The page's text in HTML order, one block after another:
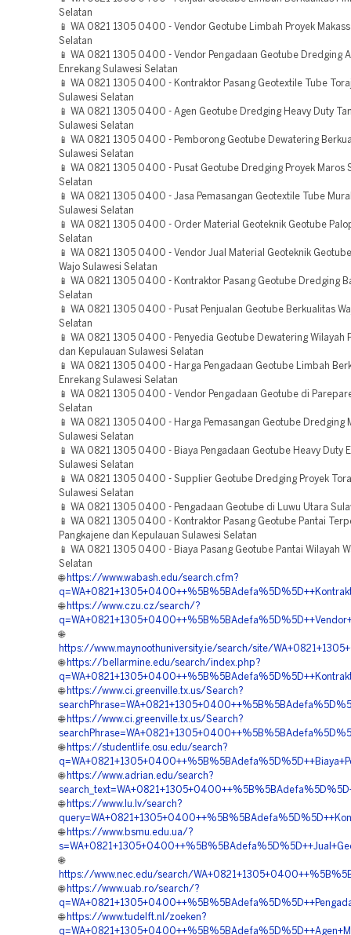
Selatan
📱 WA 0821 1305 0400 - Vendor Geotube Limbah Proyek
Selatan
📱 WA 0821 1305 0400 - Vendor Pengadaan Geotube Dredging
Enrekang Sulawesi Selatan
📱 WA 0821 1305 0400 - Kontraktor Pasang Geotextile Tube
Sulawesi Selatan
📱 WA 0821 1305 0400 - Agen Geotube Dredging Heavy Duty
Sulawesi Selatan
📱 WA 0821 1305 0400 - Pemborong Geotube Dewatering
Sulawesi Selatan
📱 WA 0821 1305 0400 - Pusat Geotube Dredging Proyek Maros
Selatan
📱 WA 0821 1305 0400 - Jasa Pemasangan Geotextile Tube
Sulawesi Selatan
📱 WA 0821 1305 0400 - Order Material Geoteknik Geotube
Selatan
📱 WA 0821 1305 0400 - Vendor Jual Material Geoteknik
Wajo Sulawesi Selatan
📱 WA 0821 1305 0400 - Kontraktor Pasang Geotube Dredging
Selatan
📱 WA 0821 1305 0400 - Pusat Penjualan Geotube Berkualitas
Selatan
📱 WA 0821 1305 0400 - Penyedia Geotube Dewatering Wilayah
dan Kepulauan Sulawesi Selatan
📱 WA 0821 1305 0400 - Harga Pengadaan Geotube Limbah
Enrekang Sulawesi Selatan
📱 WA 0821 1305 0400 - Vendor Pengadaan Geotube di
Selatan
📱 WA 0821 1305 0400 - Harga Pemasangan Geotube Dredging
Sulawesi Selatan
📱 WA 0821 1305 0400 - Biaya Pengadaan Geotube Heavy Duty
Sulawesi Selatan
📱 WA 0821 1305 0400 - Supplier Geotube Dredging Proyek
Sulawesi Selatan
📱 WA 0821 1305 0400 - Pengadaan Geotube di Luwu Utara
📱 WA 0821 1305 0400 - Kontraktor Pasang Geotube Pantai
Pangkajene dan Kepulauan Sulawesi Selatan
📱 WA 0821 1305 0400 - Biaya Pasang Geotube Pantai Wilayah
Selatan
🌐 https://www.wabash.edu/search.cfm?
🌐 https://www.czu.cz/search/?
🌐
https://www.maynoothuniversity.ie/search/site/
🌐 https://bellarmine.edu/search/index.php?
🌐 https://www.ci.greenville.tx.us/Search?
🌐 https://www.ci.greenville.tx.us/Search?
🌐 https://studentlife.osu.edu/search?
🌐 https://www.adrian.edu/search?
🌐 https://www.lu.lv/search?
🌐 https://www.bsmu.edu.ua/?
🌐
https://www.nec.edu/search/
🌐 https://www.uab.ro/search/?
🌐 https://www.tudelft.nl/zoeken?